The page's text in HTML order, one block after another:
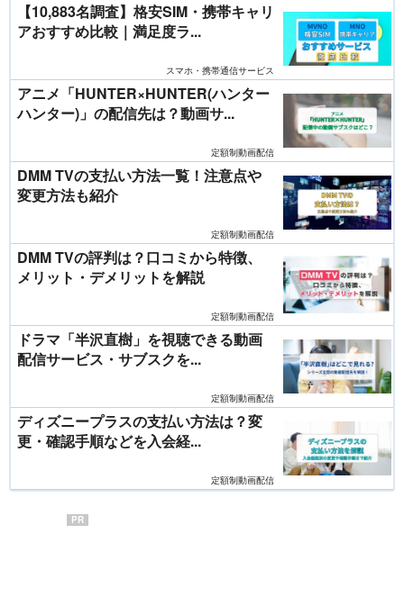
【10,883名調査】格安SIM・携帯キャリ
アおすすめ比較｜満足度ラ...
スマホ・携帯通信サービス
アニメ「HUNTER×HUNTER(ハンター
ハンター)」の配信先は？動画サ...
定額制動画配信
DMM TVの支払い方法一覧！注意点や
変更方法も紹介
定額制動画配信
DMM TVの評判は？口コミから特徴、
メリット・デメリットを解説
定額制動画配信
ドラマ「半沢直樹」を視聴できる動画
配信サービス・サブスクを...
定額制動画配信
ディズニープラスの支払い方法は？変
更・確認手順などを入会経...
定額制動画配信
PR